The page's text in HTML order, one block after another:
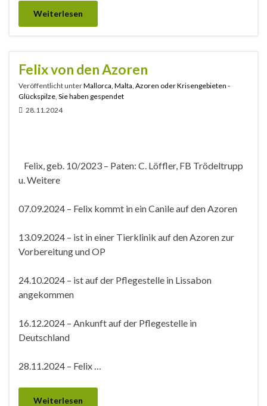
Weiterlesen
Felix von den Azoren
Veröffentlicht unterMallorca, Malta, Azoren oder Krisengebieten -
Glückspilze Sie haben gespendet
28.11.2024
Felix, geb. 10/2023 – Paten: C. Löffler, FB Trödeltrupp
u. Weitere
07.09.2024 – Felix kommt in ein Canile auf den Azoren
13.09.2024 – ist in einer Tierklinik auf den Azoren zur
Vorbereitung und OP
24.10.2024 – ist auf der Pflegestelle in Lissabon
angekommen
16.12.2024 – Ankunft auf der Pflegestelle in
Deutschland
28.11.2024 – Felix …
Weiterlesen